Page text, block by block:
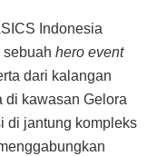
Indonesia
sebuah hero event
dari kalangan
di kawasan Gelora
di jantung kompleks